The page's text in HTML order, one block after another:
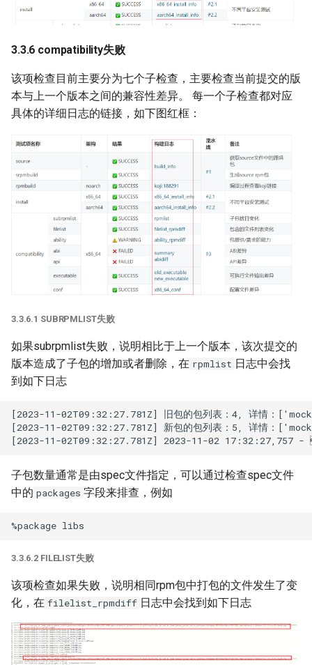
3.3.6 compatibility失败
该项检查目前主要分为七个子检查，主要检查当前提交的版
本与上一个版本之间的兼容性差异。 每一个子检查都对应
具体的详细日志的链接，如下图红框：
3.3.6.1 SUBRPMLIST失败
如果subrpmlist失败，说明相比于上一个版本，该次提交的
版本造成了子包的增加或者删除，在 rpmlist 日志中会找
到如下日志
[2023-11-02T09:32:27.781Z] 旧包的包列表：4, 详情
[2023-11-02T09:32:27.781Z] 新包的包列表：5, 详情
子包数量通常是由spec文件指定，可以通过检查spec文件
中的 packages 字段来排查，例如
3.3.6.2 FILELIST失败
该项检查如果失败，说明相同rpm包中打包的文件发生了变
化，在 filelist_rpmdiff 日志中会找到如下日志